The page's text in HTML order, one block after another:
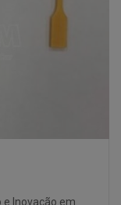
e Inovação em